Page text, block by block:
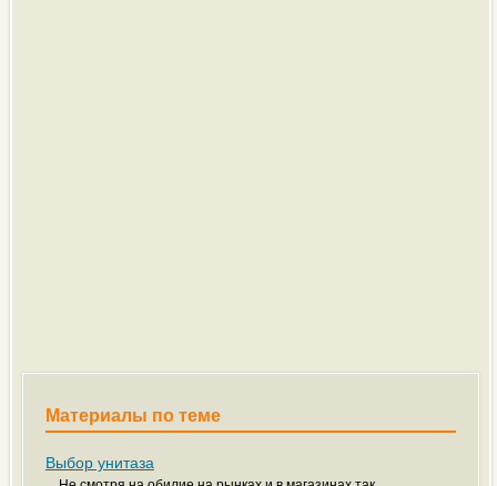
Материалы по теме
Выбор унитаза